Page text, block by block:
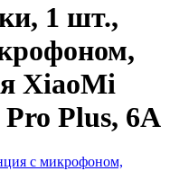
1 шт.,
XiaoMi
Plus, 6A